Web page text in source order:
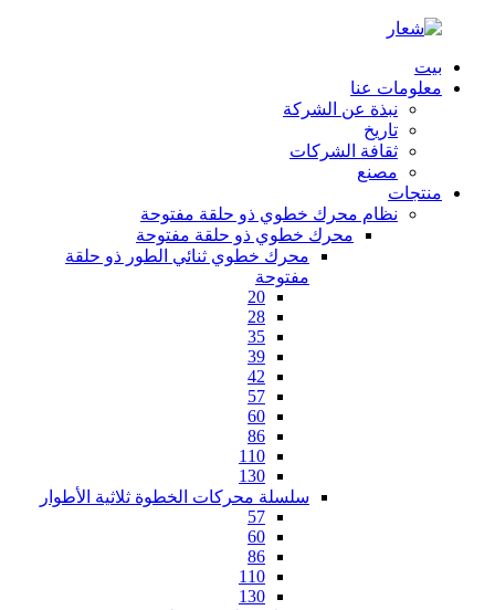
بيت
معلومات عنا
نبذة عن الشركة
تاريخ
ثقافة الشركات
مصنع
منتجات
نظام محرك خطوي ذو حلقة مفتوحة
محرك خطوي ذو حلقة مفتوحة
محرك خطوي ثنائي الطور ذو حلقة
مفتوحة
20
28
35
39
42
57
60
86
110
130
سلسلة محركات الخطوة ثلاثية الأطوار
57
60
86
110
130